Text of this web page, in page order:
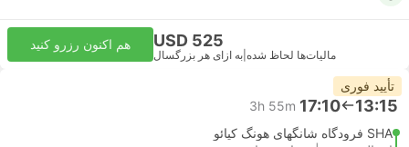
USD 525
مالیات‌ها لحاظ شده به ازای هر بزرگسال
هم اکنون رزرو کنید
تأیید فوری
13:15
17:10
3h 55m
SHA فرودگاه شانگهای هونگ کیائو